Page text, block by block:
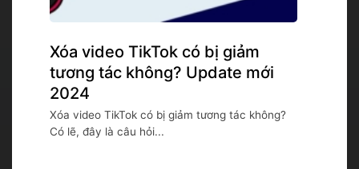
Xóa video TikTok có bị giảm
tương tác không? Update mới
2024
Xóa video TikTok có bị giảm tương tác không?
Có lẽ, đây là câu hỏi...